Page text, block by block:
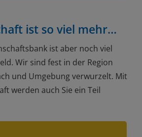
ist so viel mehr…
ist aber noch viel
Wir sind fest in der Region
und Umgebung verwurzelt. Mit
werden auch Sie ein Teil